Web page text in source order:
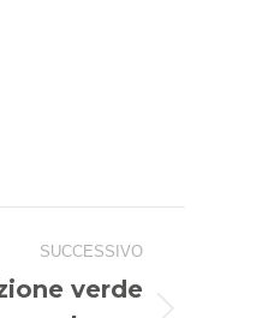
SUCCESSIVO
verde